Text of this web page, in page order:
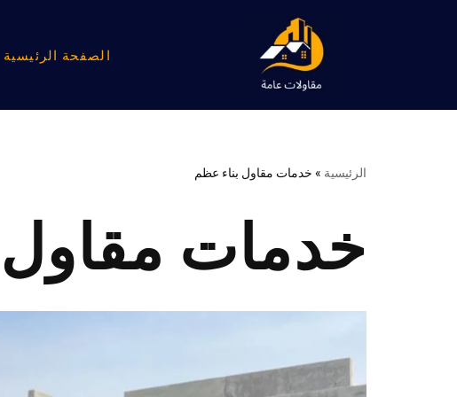
الصفحة الرئيسية
الرئيسية » خدمات مقاول بناء عظم
خدمات